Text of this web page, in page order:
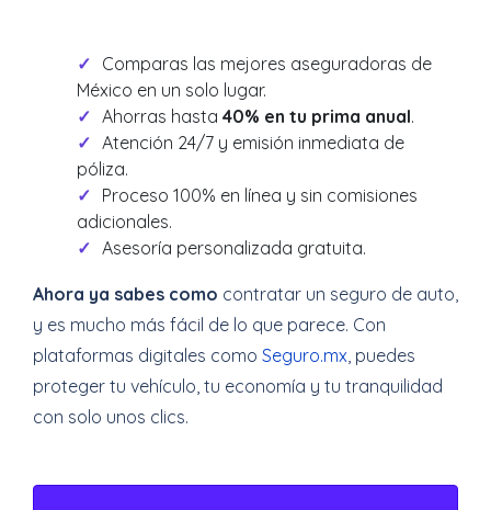
Comparas las mejores aseguradoras de
México en un solo lugar.
Ahorras hasta 40% en tu prima anual.
Atención 24/7 y emisión inmediata de
póliza.
Proceso 100% en línea y sin comisiones
adicionales.
Asesoría personalizada gratuita.
Ahora ya sabes como contratar un seguro de auto,
y es mucho más fácil de lo que parece. Con
plataformas digitales como Seguro.mx , puedes
proteger tu vehículo, tu economía y tu tranquilidad
con solo unos clics.